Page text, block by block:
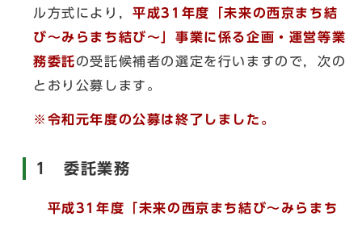
ル方式により，平成31年度「未来の西京まち結
び～みらまち結び～」事業に係る企画・運営等業
務委託の受託候補者の選定を行いますので，次の
とおり公募します。
※令和元年度の公募は終了しました。
1 委託業務
平成31年度「未来の西京まち結び～みらまち